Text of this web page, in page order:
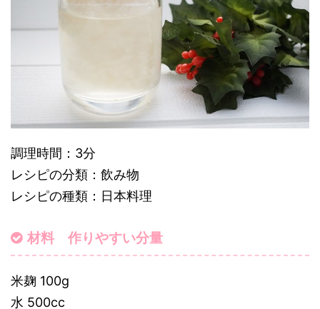
調理時間：3分
レシピの分類：飲み物
レシピの種類：日本料理
材料 作りやすい分量
米麹 100g
水 500cc